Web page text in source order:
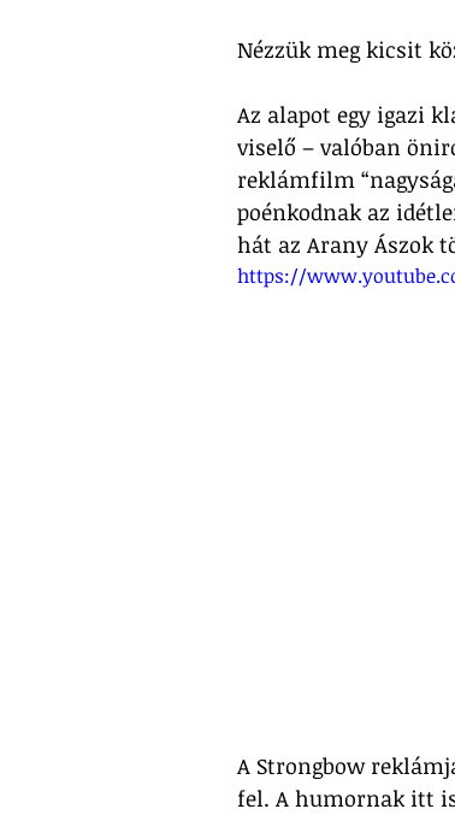
Nézzük meg kicsit
Az alapot egy igazi
viselő – valóban
reklámfilm
poénkodnak az
hát az Arany Ászok
https://
A Strongbow
fel. A humornak itt